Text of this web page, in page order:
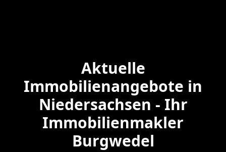
Aktuelle
Immobilienangebote in
Niedersachsen - Ihr
Immobilienmakler
Burgwedel